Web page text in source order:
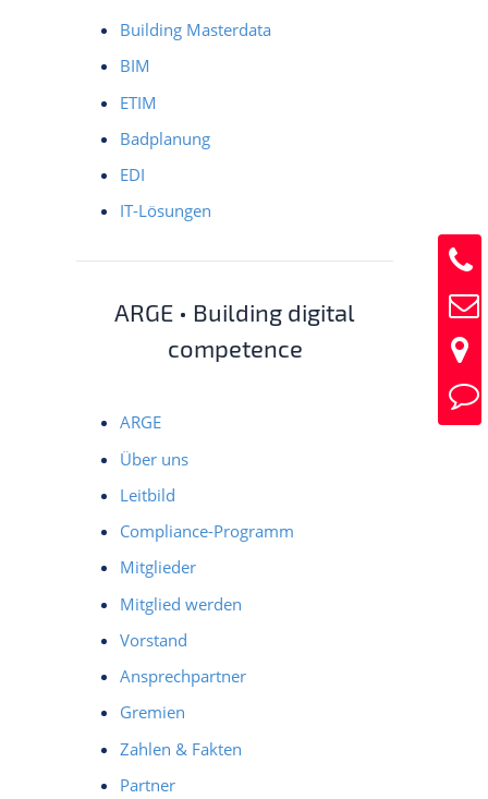
Building Masterdata
BIM
ETIM
Badplanung
EDI
IT-Lösungen
ARGE • Building digital
competence
ARGE
Über uns
Leitbild
Compliance-Programm
Mitglieder
Mitglied werden
Vorstand
Ansprechpartner
Gremien
Zahlen & Fakten
Partner